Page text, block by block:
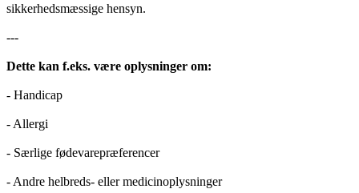
sikkerhedsmæssige hensyn.
---
Dette kan f.eks. være oplysninger om:
- Handicap
- Allergi
- Særlige fødevarepræferencer
- Andre helbreds- eller medicinoplysninger